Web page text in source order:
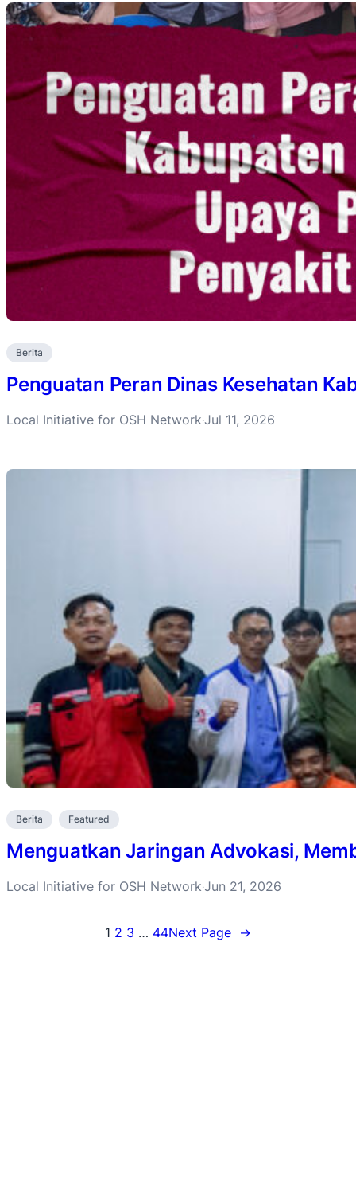
Berita
Penguatan Peran Dinas Kesehatan
Local Initiative for OSH Network·Jul 11, 2026
Berita Featured
Menguatkan Jaringan Advokasi,
Local Initiative for OSH Network·Jun 21, 2026
1 2 3 … 44Next Page →